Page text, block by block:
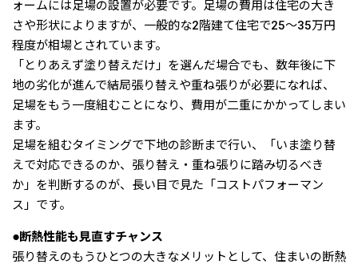
ォームには足場の設置が必要です。足場の費用は住宅の大き
さや形状によりますが、一般的な2階建て住宅で25〜35万円
程度が相場とされています。
「とりあえず塗り替えだけ」を選んだ場合でも、数年後に下
地の劣化が進んで結局張り替えや重ね張りが必要になれば、
足場をもう一度組むことになり、費用が二重にかかってしまい
ます。
足場を組むタイミングで下地の診断まで行い、「いま塗り替
えで対応できるのか、張り替え・重ね張りに踏み切るべき
か」を判断するのが、長い目で見た「コストパフォーマン
ス」です。
●断熱性能も見直すチャンス
張り替えのもうひとつの大きなメリットとして、住まいの断熱